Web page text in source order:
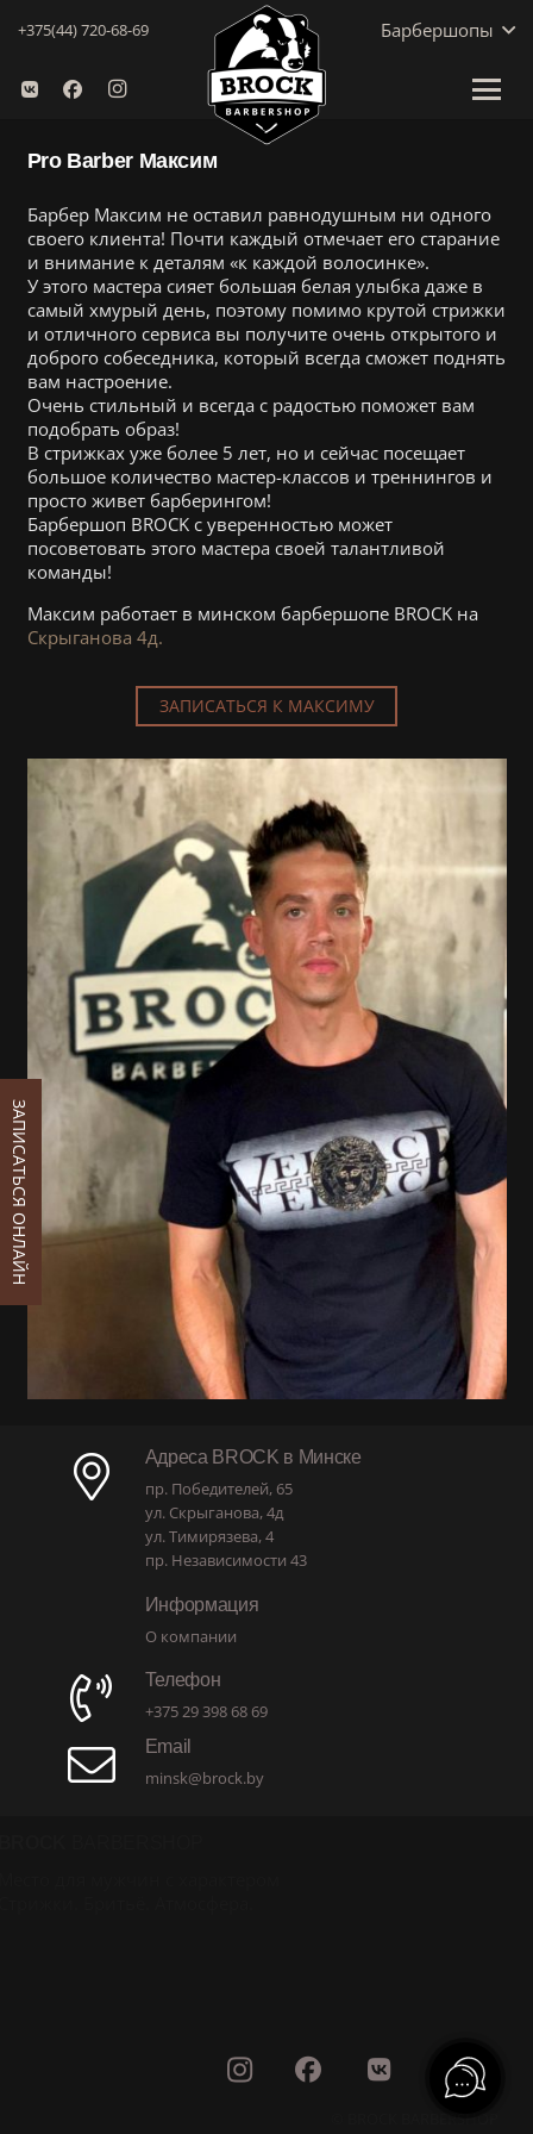
+375(44) 720-68-69 Барбершопы
Pro Barber Максим
Барбер Максим не оставил равнодушным ни одного
своего клиента! Почти каждый отмечает его старание
и внимание к деталям «к каждой волосинке».
У этого мастера сияет большая белая улыбка даже в
самый хмурый день, поэтому помимо крутой стрижки
и отличного сервиса вы получите очень открытого и
доброго собеседника, который всегда сможет поднять
вам настроение.
Очень стильный и всегда с радостью поможет вам
подобрать образ!
В стрижках уже более 5 лет, но и сейчас посещает
большое количество мастер-классов и треннингов и
просто живет барберингом!
Барбершоп BROCK с уверенностью может
посоветовать этого мастера своей талантливой
команды!
Максим работает в минском барбершопе BROCK на
Скрыганова 4д.
ЗАПИСАТЬСЯ К МАКСИМУ
Адреса BROCK в Минске
пр. Победителей, 65
ул. Скрыганова, 4д
ул. Тимирязева, 4
пр. Независимости 43
Информация
О компании
Телефон
+375 29 398 68 69
Email
minsk@brock.by
ЗАПИСАТЬСЯ ОНЛАЙН